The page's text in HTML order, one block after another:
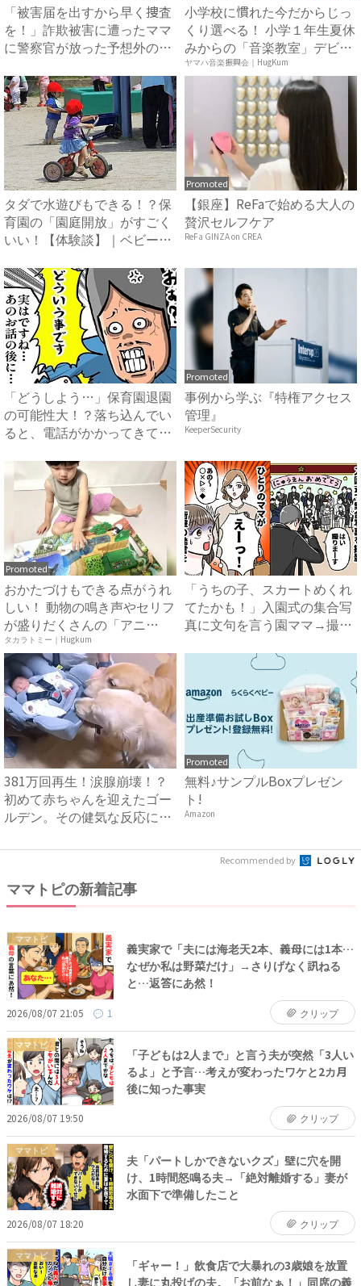
「被害届を出すから早く捜査
を！」詐欺被害に遭ったママ
に警察官が放った予想外の言
小学校に慣れた今だからじっ
くり選べる！ 小学１年生夏休
みからの「音楽教室」デビ
ュ...
ヤマハ音楽振興会｜HugKum
タダで水遊びもできる！？保
育園の「園庭開放」がすごく
いい！【体験談】｜ベビーカ
Promoted
【銀座】ReFaで始める大人の
贅沢セルフケア
ReFa GINZA on CREA
「どうしよう…」保育園退園
の可能性大！？落ち込んでい
ると、電話がかかってきて…
Promoted
事例から学ぶ『特権アクセス
管理』
KeeperSecurity
Promoted
おかたづけもできる点がうれ
しい！ 動物の鳴き声やセリフ
が盛りだくさんの「アニ
ア ...
タカラトミー｜Hugkum
「うちの子、スカートめくれ
てたかも！」入園式の集合写
真に文句を言う園ママ→撮り
381万回再生！涙腺崩壊！？
初めて赤ちゃんを迎えたゴー
ルデン。その健気な反応に
Promoted
無料♪サンプルBoxプレゼン
ト!
Amazon
Recommended by
ママトピの新着記事
ママトピ
義実家で「夫には海老天2本、義母には1本…
なぜか私は野菜だけ」→さりげなく訊ねる
と…返答にあ然！
2026/08/07 21:05 1 クリップ
ママトピ
「子どもは2人まで」と言う夫が突然「3人い
るよ」と予言…考えが変わったワケと2カ月
後に知った事実
2026/08/07 19:50 クリップ
ママトピ
夫「パートしかできないクズ」壁に穴を開
け、1時間怒鳴る夫→「絶対離婚する」妻が
水面下で準備したこと
2026/08/07 18:20 クリップ
ママトピ
「ギャー！」飲食店で大暴れの3歳娘を放置
し妻に丸投げの夫。「お前なぁ！」同席の義